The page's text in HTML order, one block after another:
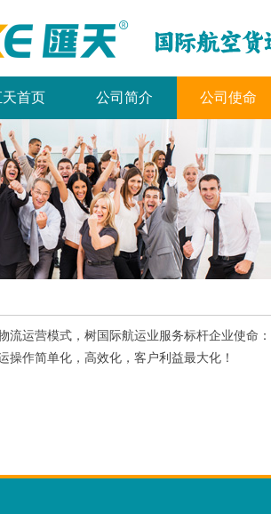
天首页 公司简介 公司使命
流运营模式，树国际航运业服务标杆企业使命
操作简单化，高效化，客户利益最大化！